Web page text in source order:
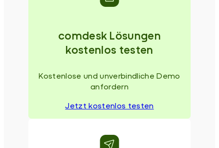
comdesk Lösungen
kostenlos testen
Kostenlose und unverbindliche Demo
anfordern
Jetzt kostenlos testen